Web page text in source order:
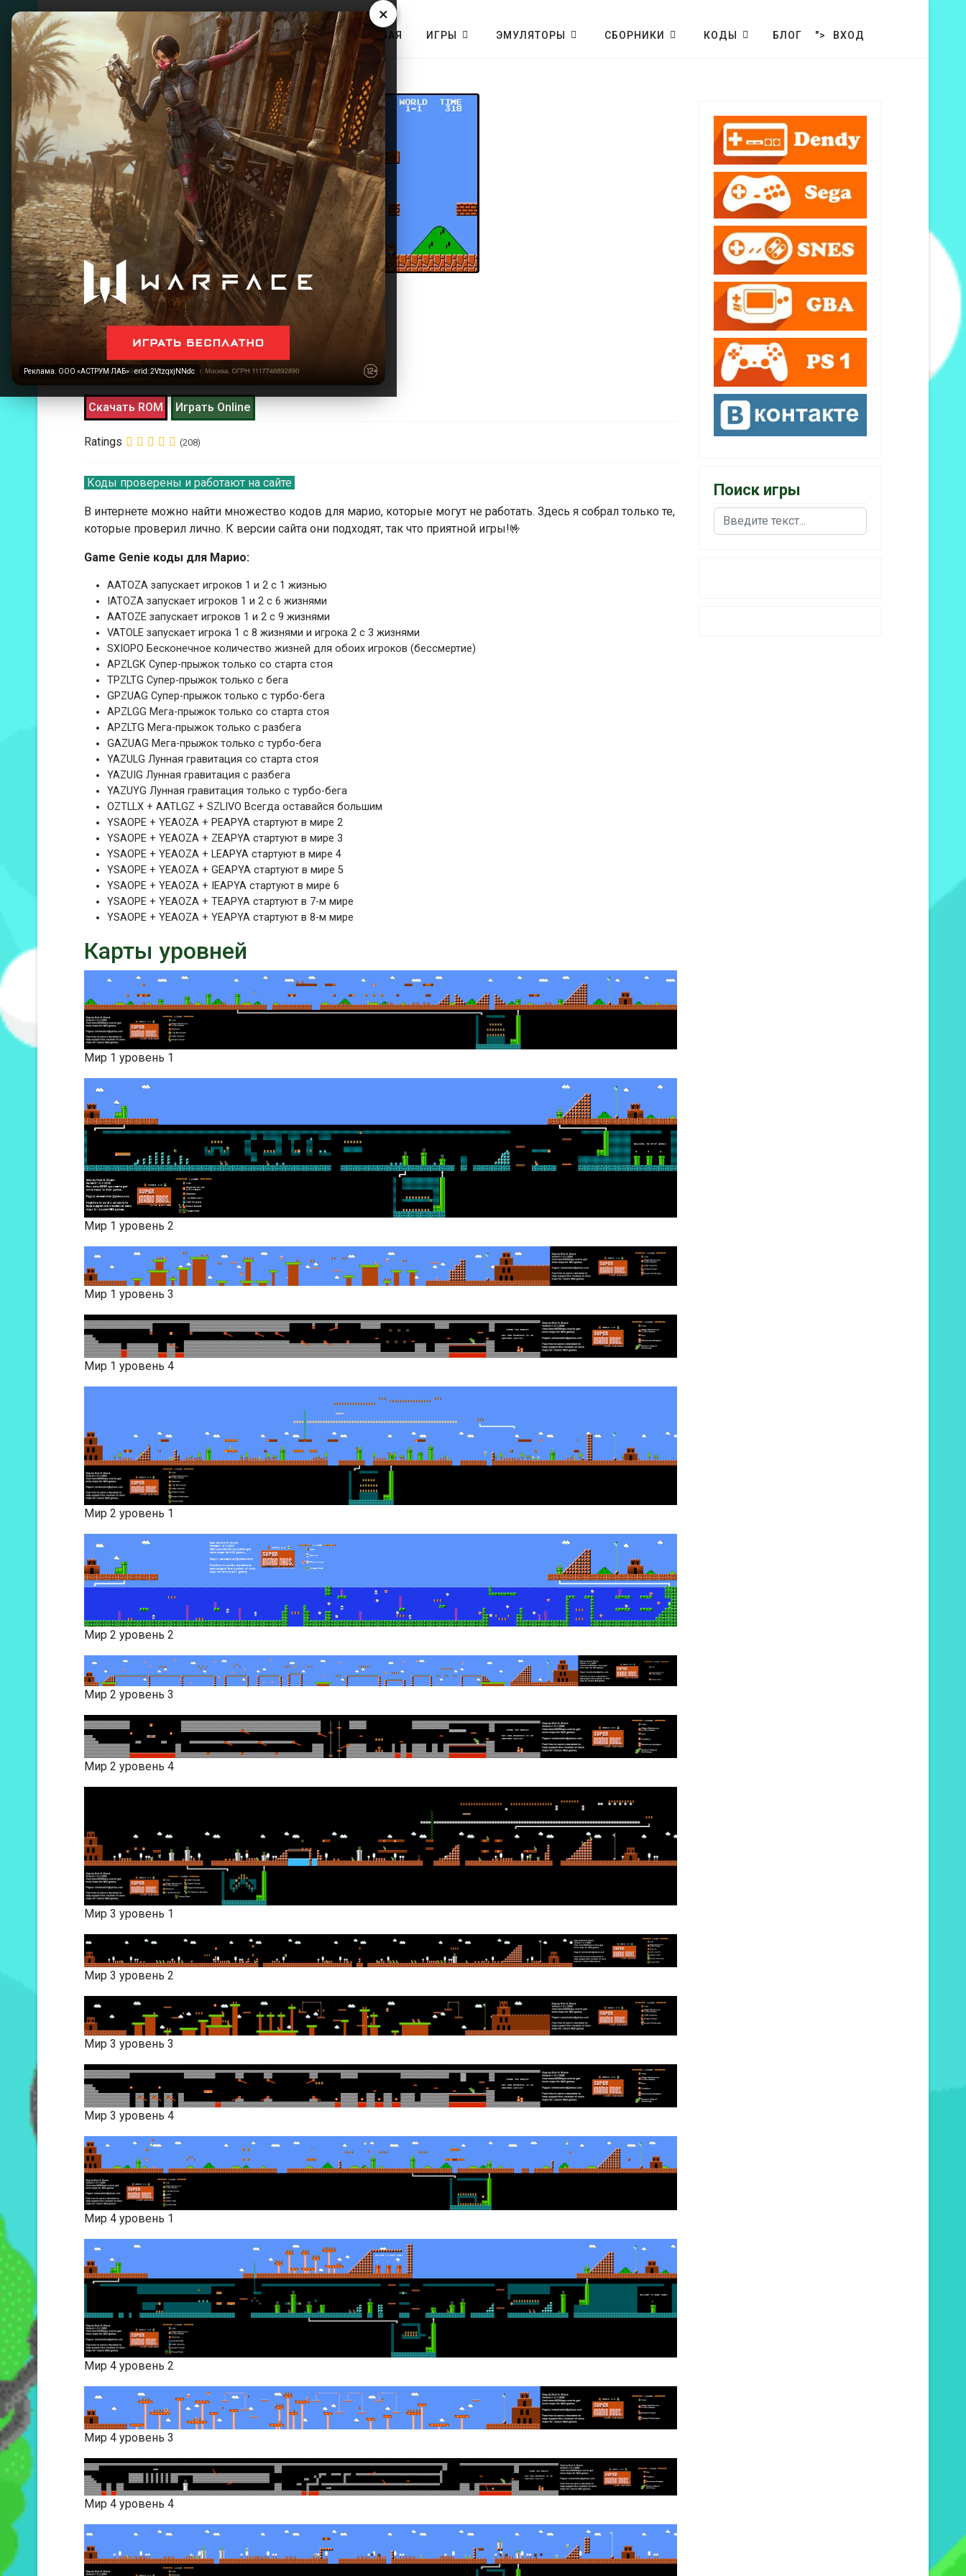
×
Реклама. ООО «АСТРУМ ЛАБ» · erid: 2VtzqxjNNdc
ГЛАВНАЯ ИГРЫ ЭМУЛЯТОРЫ СБОРНИКИ КОДЫ БЛОГ "> ВХОД
Супер Марио Брос коды
Разработчик:Nintendo
Жанр:платформер
1985
Скачать ROM Играть Online
Ratings (208)
Коды проверены и работают на сайте
В интернете можно найти множество кодов для марио, которые могут не работать. Здесь я собрал только те,
которые проверил лично. К версии сайта они подходят, так что приятной игры!🤟
Game Genie коды для Марио:
AATOZA запускает игроков 1 и 2 с 1 жизнью
IATOZA запускает игроков 1 и 2 с 6 жизнями
AATOZE запускает игроков 1 и 2 с 9 жизнями
VATOLE запускает игрока 1 с 8 жизнями и игрока 2 с 3 жизнями
SXIOPO Бесконечное количество жизней для обоих игроков (бессмертие)
APZLGK Супер-прыжок только со старта стоя
TPZLTG Супер-прыжок только с бега
GPZUAG Супер-прыжок только с турбо-бега
APZLGG Мега-прыжок только со старта стоя
APZLTG Мега-прыжок только с разбега
GAZUAG Мега-прыжок только с турбо-бега
YAZULG Лунная гравитация со старта стоя
YAZUIG Лунная гравитация с разбега
YAZUYG Лунная гравитация только с турбо-бега
OZTLLX + AATLGZ + SZLIVO Всегда оставайся большим
YSAOPE + YEAOZA + PEAPYA стартуют в мире 2
YSAOPE + YEAOZA + ZEAPYA стартуют в мире 3
YSAOPE + YEAOZA + LEAPYA стартуют в мире 4
YSAOPE + YEAOZA + GEAPYA стартуют в мире 5
YSAOPE + YEAOZA + IEAPYA стартуют в мире 6
YSAOPE + YEAOZA + TEAPYA стартуют в 7-м мире
YSAOPE + YEAOZA + YEAPYA стартуют в 8-м мире
Карты уровней
Мир 1 уровень 1
Мир 1 уровень 2
Мир 1 уровень 3
Мир 1 уровень 4
Мир 2 уровень 1
Мир 2 уровень 2
Мир 2 уровень 3
Мир 2 уровень 4
Мир 3 уровень 1
Мир 3 уровень 2
Мир 3 уровень 3
Мир 3 уровень 4
Мир 4 уровень 1
Мир 4 уровень 2
Мир 4 уровень 3
Мир 4 уровень 4
Поиск игры
Поиск